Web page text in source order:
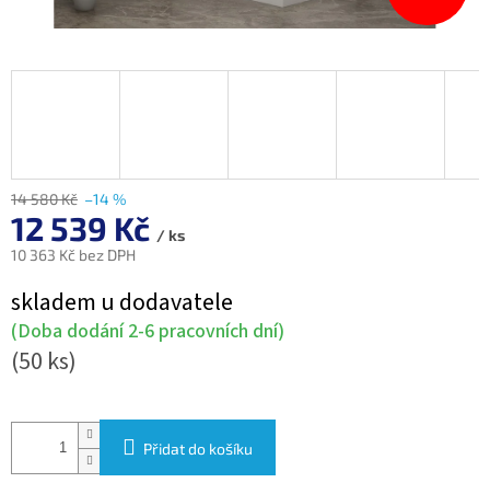
14 580 Kč –14 %
12 539 Kč / ks
10 363 Kč bez DPH
cena:
skladem u dodavatele
(Doba dodání 2-6 pracovních dní)
(50 ks)
Přidat do košíku